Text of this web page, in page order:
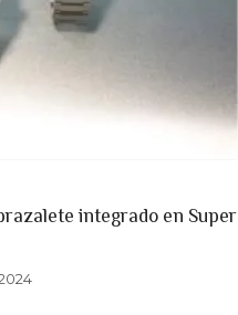
integrado en Super